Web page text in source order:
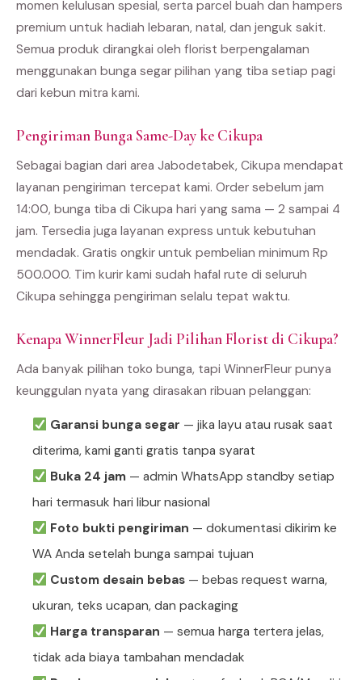
momen kelulusan spesial, serta parcel buah dan hampers
premium untuk hadiah lebaran, natal, dan jenguk sakit.
Semua produk dirangkai oleh florist berpengalaman
menggunakan bunga segar pilihan yang tiba setiap pagi
dari kebun mitra kami.
Pengiriman Bunga Same-Day ke Cikupa
Sebagai bagian dari area Jabodetabek, Cikupa mendapat
layanan pengiriman tercepat kami. Order sebelum jam
14:00, bunga tiba di Cikupa hari yang sama — 2 sampai 4
jam. Tersedia juga layanan express untuk kebutuhan
mendadak. Gratis ongkir untuk pembelian minimum Rp
500.000. Tim kurir kami sudah hafal rute di seluruh
Cikupa sehingga pengiriman selalu tepat waktu.
Kenapa WinnerFleur Jadi Pilihan Florist di Cikupa?
Ada banyak pilihan toko bunga, tapi WinnerFleur punya
keunggulan nyata yang dirasakan ribuan pelanggan:
Garansi bunga segar — jika layu atau rusak saat
diterima, kami ganti gratis tanpa syarat
Buka 24 jam— admin WhatsApp standby setiap
hari termasuk hari libur nasional
Foto bukti pengiriman — dokumentasi dikirim ke
WA Anda setelah bunga sampai tujuan
Custom desain bebas— bebas request warna,
ukuran, teks ucapan, dan packaging
Harga transparan — semua harga tertera jelas,
tidak ada biaya tambahan mendadak